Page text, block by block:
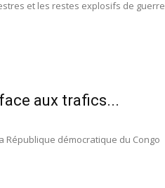
et les restes explosifs de guerre
aux trafics...
République démocratique du Congo